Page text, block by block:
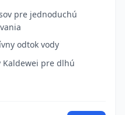
pre jednoduchú
odtok vody
Kaldewei pre dlhú